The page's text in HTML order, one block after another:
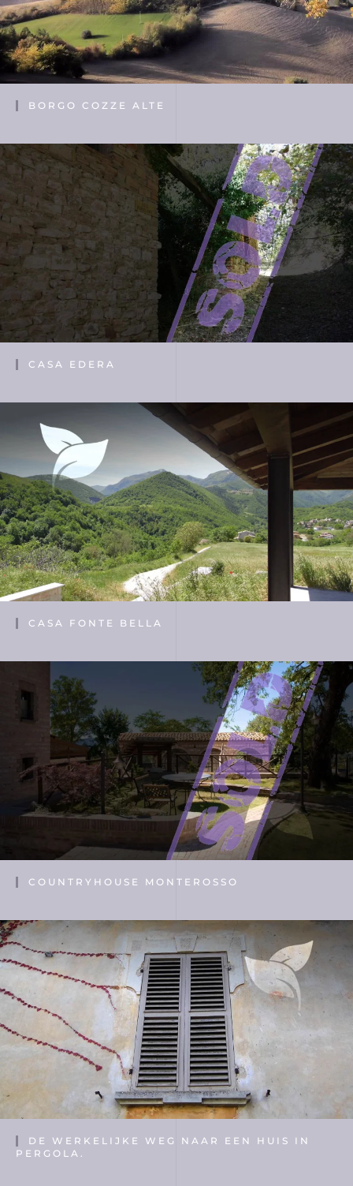
BORGO COZZE ALTE
CASA EDERA
CASA FONTE BELLA
COUNTRYHOUSE MONTEROSSO
DE WERKELIJKE WEG NAAR EEN HUIS IN
PERGOLA.